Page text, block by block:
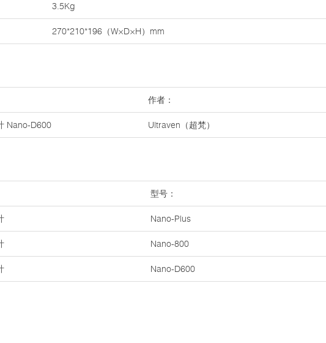
3.5Kg
270*210*196（W×D×H）mm
作者：
Nano-D600 Ultraven（超梵）
型号：
Nano-Plus
Nano-800
Nano-D600